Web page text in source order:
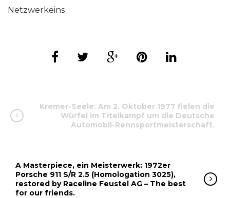
Netzwerkeins
Kremer-Seele: Am 2. Oktober 1977 fielen die
Würfel im Titelkampf um die Deutsche
Automobil-Rennsportmeisterschaft.
A Masterpiece, ein Meisterwerk: 1972er
Porsche 911 S/R 2.5 (Homologation 3025),
restored by Raceline Feustel AG – The best
for our friends.